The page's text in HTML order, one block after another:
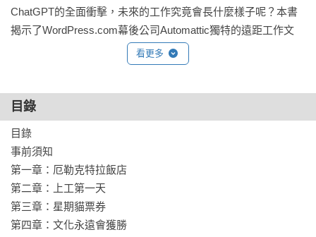
ChatGPT的全面衝擊，未來的工作究竟會長什麼樣子呢？本書
揭示了WordPress.com幕後公司Automattic獨特的遠距工作文
化，他們堅持使用開源程式、追求在商業上更民主化的出版。
作者身為前微軟資深管理者與企業顧問，受邀投入
管理顧問作家，踏入自治度超高的理想型企業。他受聘以團隊
組長身分潛入觀察公司文化，還攪盡腦汁的以「不管理」來管
理團隊。
過去兩個世紀以來，工作的意義越來越抽象，我們也失去了過
往工作曾爲心靈帶來的好處。社會文化和家庭教育，將我們推
向那些似乎可以得到高分的決定，卻對健康職涯和充實人生最
重要的元素視而不見。
Automattic重新定義工作，解答了許多工作世界不敢提問的重要
看更多
目錄
目錄
事前須知
第一章：厄勒克特拉飯店
第二章：上工第一天
第三章：星期貓票券
第四章：文化永遠會獲勝